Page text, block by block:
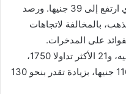
لحالة الدولار في السوق الموازية الذي ارتفع إلى 39 جنيها. ورصد
بالمخالفة لاتجاهات
على المدخرات.
بلغ سعر الغرام عيار 24 نحو 2000 جنيه، و21 الأكثر تداولا 1750،
وعيار 18 نحو 1500، وعيار 14 نحو 1166 جنيها، بزيادة تقدر بنحو 130